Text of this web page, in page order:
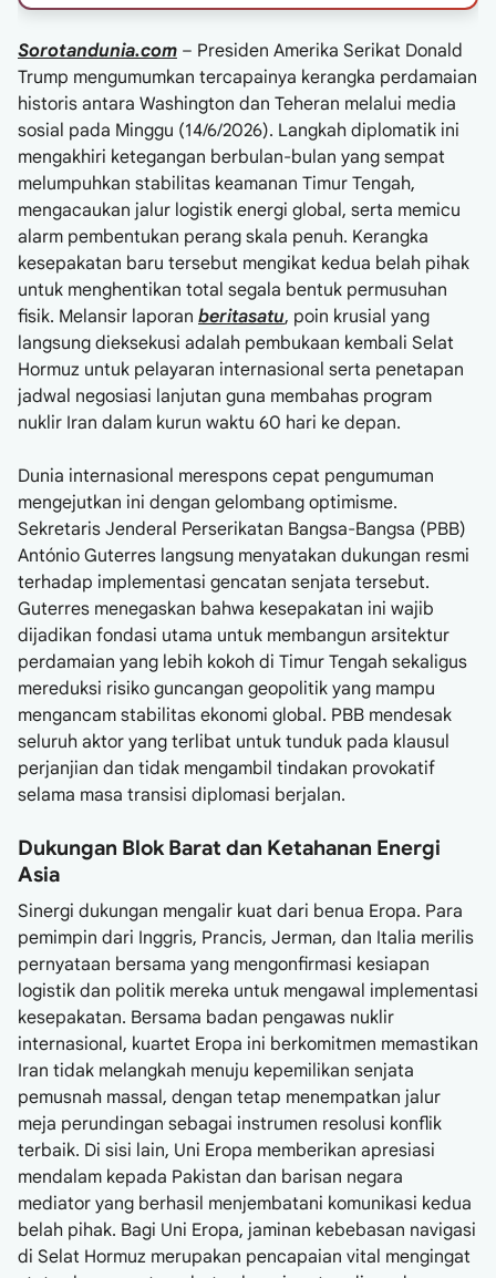
Sorotandunia.com – Presiden Amerika Serikat Donald
Trump mengumumkan tercapainya kerangka perdamaian
historis antara Washington dan Teheran melalui media
sosial pada Minggu (14/6/2026). Langkah diplomatik ini
mengakhiri ketegangan berbulan-bulan yang sempat
melumpuhkan stabilitas keamanan Timur Tengah,
mengacaukan jalur logistik energi global, serta memicu
alarm pembentukan perang skala penuh. Kerangka
kesepakatan baru tersebut mengikat kedua belah pihak
untuk menghentikan total segala bentuk permusuhan
fisik. Melansir laporan beritasatu, poin krusial yang
langsung dieksekusi adalah pembukaan kembali Selat
Hormuz untuk pelayaran internasional serta penetapan
jadwal negosiasi lanjutan guna membahas program
nuklir Iran dalam kurun waktu 60 hari ke depan.
Dunia internasional merespons cepat pengumuman
mengejutkan ini dengan gelombang optimisme.
Sekretaris Jenderal Perserikatan Bangsa-Bangsa (PBB)
António Guterres langsung menyatakan dukungan resmi
terhadap implementasi gencatan senjata tersebut.
Guterres menegaskan bahwa kesepakatan ini wajib
dijadikan fondasi utama untuk membangun arsitektur
perdamaian yang lebih kokoh di Timur Tengah sekaligus
mereduksi risiko guncangan geopolitik yang mampu
mengancam stabilitas ekonomi global. PBB mendesak
seluruh aktor yang terlibat untuk tunduk pada klausul
perjanjian dan tidak mengambil tindakan provokatif
selama masa transisi diplomasi berjalan.
Dukungan Blok Barat dan Ketahanan Energi
Asia
Sinergi dukungan mengalir kuat dari benua Eropa. Para
pemimpin dari Inggris, Prancis, Jerman, dan Italia merilis
pernyataan bersama yang mengonfirmasi kesiapan
logistik dan politik mereka untuk mengawal implementasi
kesepakatan. Bersama badan pengawas nuklir
internasional, kuartet Eropa ini berkomitmen memastikan
Iran tidak melangkah menuju kepemilikan senjata
pemusnah massal, dengan tetap menempatkan jalur
meja perundingan sebagai instrumen resolusi konflik
terbaik. Di sisi lain, Uni Eropa memberikan apresiasi
mendalam kepada Pakistan dan barisan negara
mediator yang berhasil menjembatani komunikasi kedua
belah pihak. Bagi Uni Eropa, jaminan kebebasan navigasi
di Selat Hormuz merupakan pencapaian vital mengingat